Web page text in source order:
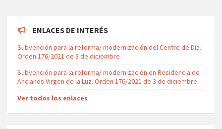
ENLACES DE INTERÉS
Subvención para la reforma/ modernización del Centro de Día.
Orden 176/2021 de 3 de diciembre
Subvención para la reforma/ modernización en Residencia de
Ancianos Virgen de la Luz. Orden 176/2021 de 3 de diciembre
Ver todos los enlaces